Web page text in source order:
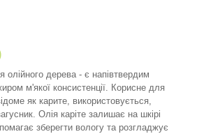
олійного дерева - є напівтвердим
м'якої консистенції. Корисне для
як карите, використовується,
Олія каріте залишає на шкірі
зберегти вологу та розгладжує